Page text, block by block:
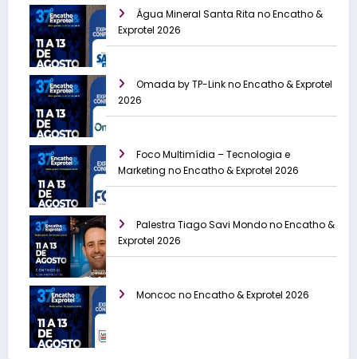
Água Mineral Santa Rita no Encatho &
Exprotel 2026
Omada by TP-Link no Encatho & Exprotel
2026
Foco Multimídia – Tecnologia e
Marketing no Encatho & Exprotel 2026
Palestra Tiago Savi Mondo no Encatho &
Exprotel 2026
Moncoc no Encatho & Exprotel 2026